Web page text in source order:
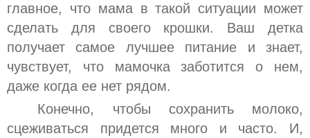
главное, что мама в такой ситуации может
сделать для своего крошки. Ваш детка
получает самое лучшее питание и знает,
чувствует, что мамочка заботится о нем,
даже когда ее нет рядом.
Конечно, чтобы сохранить молоко,
сцеживаться придется много и часто. И,